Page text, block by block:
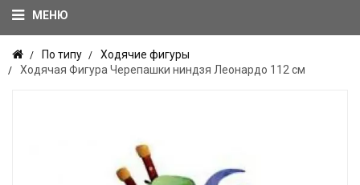
МЕНЮ
По типу
Ходячие фигуры
Ходячая Фигура Черепашки ниндзя Леонардо 112 см